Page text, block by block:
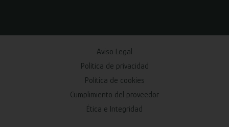
Aviso Legal
Política de privacidad
Política de cookies
Cumplimiento del proveedor
Ética e Integridad